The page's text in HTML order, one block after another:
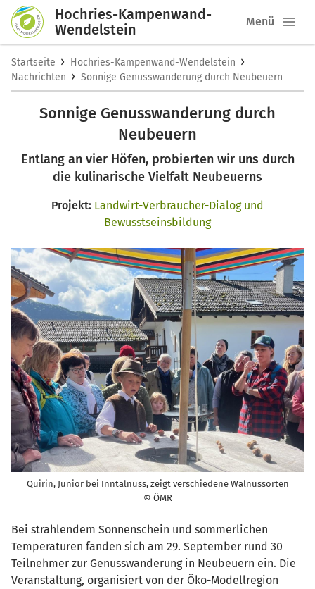
Hochries-Kampenwand-
Wendelstein
Menü
Startseite › Hochries-Kampenwand-Wendelstein ›
Nachrichten › Sonnige Genusswanderung durch Neubeuern
Sonnige Genusswanderung durch
Neubeuern
Entlang an vier Höfen, probierten wir uns durch
die kulinarische Vielfalt Neubeuerns
Projekt: Landwirt-Verbraucher-Dialog und
Bewusstseinsbildung
Quirin, Junior bei Inntalnuss, zeigt verschiedene Walnussorten
© ÖMR
Bei strahlendem Sonnenschein und sommerlichen
Temperaturen fanden sich am 29. September rund 30
Teilnehmer zur Genusswanderung in Neubeuern ein. Die
Veranstaltung, organisiert von der Öko-Modellregion